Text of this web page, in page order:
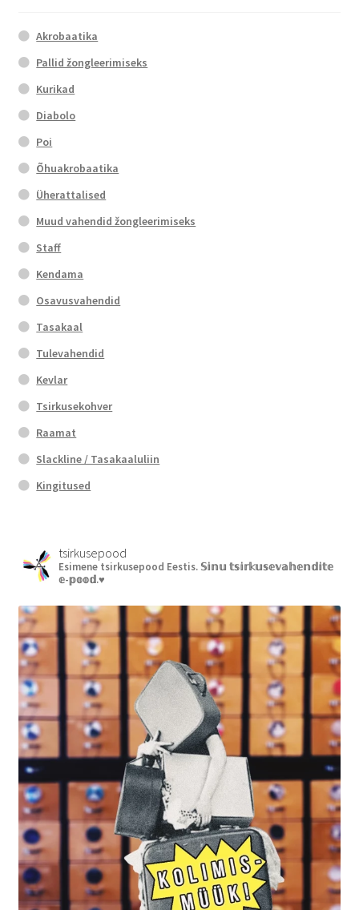
Akrobaatika
Pallid žongleerimiseks
Kurikad
Diabolo
Poi
Õhuakrobaatika
Üherattalised
Muud vahendid žongleerimiseks
Staff
Kendama
Osavusvahendid
Tasakaal
Tulevahendid
Kevlar
Tsirkusekohver
Raamat
Slackline / Tasakaaluliin
Kingitused
tsirkusepood
Esimene tsirkusepood Eestis. 𝕊𝕚𝕟𝕦 𝕥𝕤𝕚𝕣𝕜𝕦𝕤𝕖𝕧𝕒𝕙𝕖𝕟𝕕𝕚𝕥𝕖
𝕖-𝕡𝕠𝕠𝕕.♥︎